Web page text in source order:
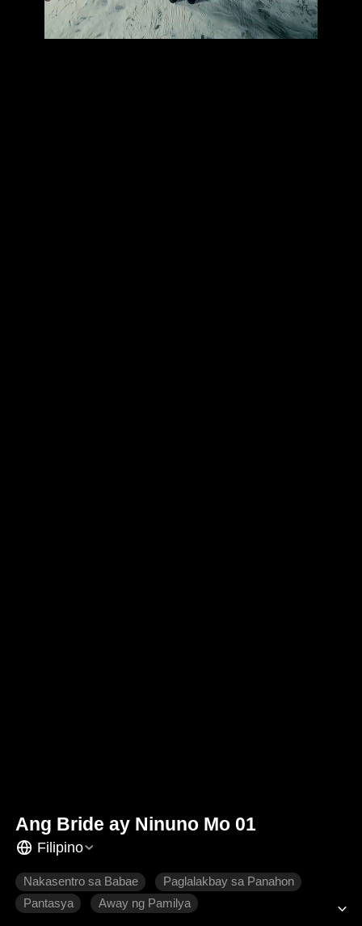
Ang Bride ay Ninuno Mo 01
Filipino
Nakasentro sa Babae
Paglalakbay sa Panahon
Pantasya
Away ng Pamilya